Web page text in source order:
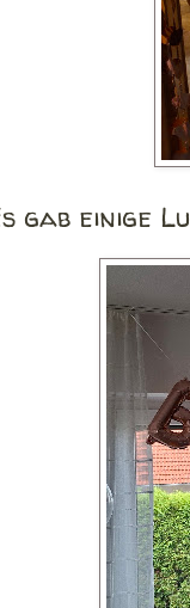
gab einige